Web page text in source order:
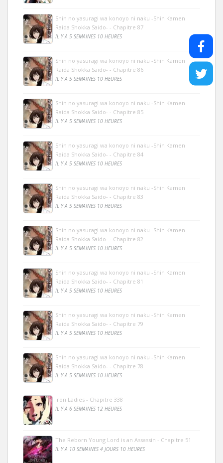
Shin no yasuragi wa konoyo ni naku -Shin Kamen
Raida Shokka Saido- - Chapitre 87
IL Y A 5 SEMAINES 10 HEURES
Shin no yasuragi wa konoyo ni naku -Shin Kamen
Raida Shokka Saido- - Chapitre 86
IL Y A 5 SEMAINES 10 HEURES
Shin no yasuragi wa konoyo ni naku -Shin Kamen
Raida Shokka Saido- - Chapitre 85
IL Y A 5 SEMAINES 10 HEURES
Shin no yasuragi wa konoyo ni naku -Shin Kamen
Raida Shokka Saido- - Chapitre 84
IL Y A 5 SEMAINES 10 HEURES
Shin no yasuragi wa konoyo ni naku -Shin Kamen
Raida Shokka Saido- - Chapitre 83
IL Y A 5 SEMAINES 10 HEURES
Shin no yasuragi wa konoyo ni naku -Shin Kamen
Raida Shokka Saido- - Chapitre 82
IL Y A 5 SEMAINES 10 HEURES
Shin no yasuragi wa konoyo ni naku -Shin Kamen
Raida Shokka Saido- - Chapitre 81
IL Y A 5 SEMAINES 10 HEURES
Shin no yasuragi wa konoyo ni naku -Shin Kamen
Raida Shokka Saido- - Chapitre 79
IL Y A 5 SEMAINES 10 HEURES
Shin no yasuragi wa konoyo ni naku -Shin Kamen
Raida Shokka Saido- - Chapitre 78
IL Y A 5 SEMAINES 10 HEURES
Iron Ladies - Chapitre 338
IL Y A 6 SEMAINES 12 HEURES
The Reborn Young Lord is an Assassin - Chapitre 51
IL Y A 10 SEMAINES 4 JOURS 10 HEURES